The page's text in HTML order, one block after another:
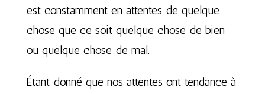
est constamment en attentes de quelque
chose que ce soit quelque chose de bien
ou quelque chose de mal.
Étant donné que nos attentes ont tendance à